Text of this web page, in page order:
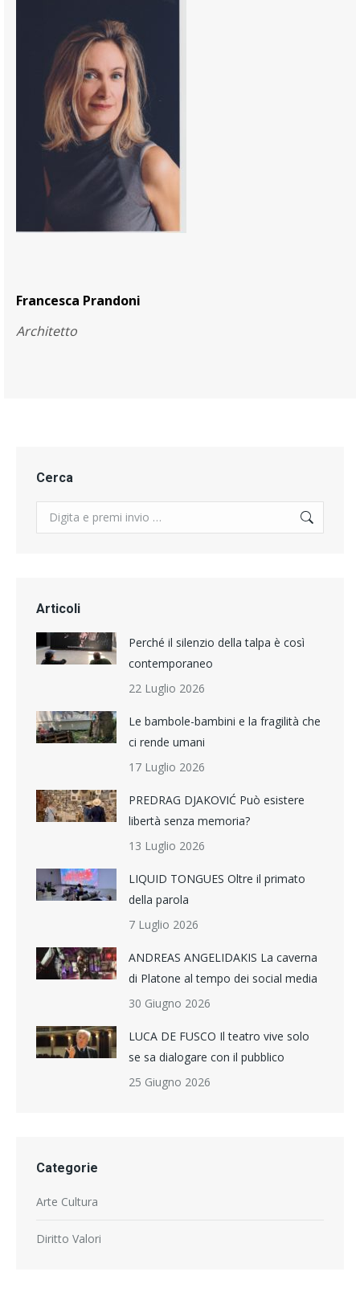
Francesca Prandoni
Architetto
Cerca
Search:
Articoli
Perché il silenzio della talpa è così
contemporaneo
22 Luglio 2026
Le bambole-bambini e la fragilità che
ci rende umani
17 Luglio 2026
PREDRAG DJAKOVIĆ Può esistere
libertà senza memoria?
13 Luglio 2026
LIQUID TONGUES Oltre il primato
della parola
7 Luglio 2026
ANDREAS ANGELIDAKIS La caverna
di Platone al tempo dei social media
30 Giugno 2026
LUCA DE FUSCO Il teatro vive solo
se sa dialogare con il pubblico
25 Giugno 2026
Categorie
Arte Cultura
Diritto Valori